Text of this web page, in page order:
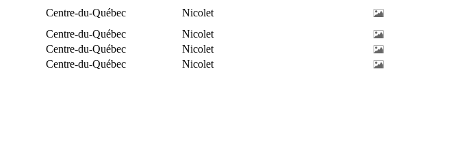
Centre-du-Québec
Nicolet
Centre-du-Québec
Nicolet
Centre-du-Québec
Nicolet
Centre-du-Québec Nicolet